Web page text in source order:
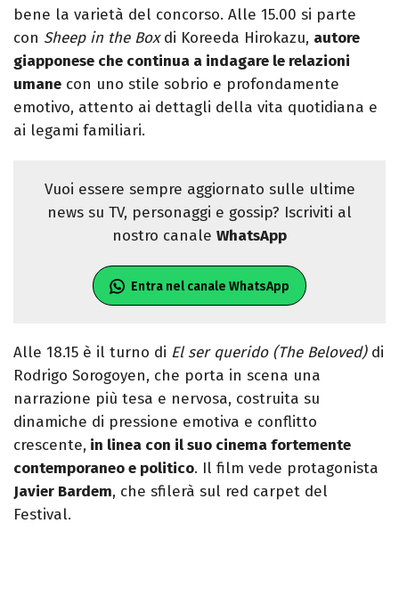
bene la varietà del concorso. Alle 15.00 si parte
con Sheep in the Boxdi Koreeda Hirokazu, autore
giapponese che continua a indagare le relazioni
umane con uno stile sobrio e profondamente
emotivo, attento ai dettagli della vita quotidiana e
ai legami familiari.
Vuoi essere sempre aggiornato sulle ultime
news su TV, personaggi e gossip? Iscriviti al
nostro canale WhatsApp
Entra nel canale WhatsApp
Alle 18.15 è il turno di El ser querido (The Beloved)di
Rodrigo Sorogoyen, che porta in scena una
narrazione più tesa e nervosa, costruita su
dinamiche di pressione emotiva e conflitto
crescente, in linea con il suo cinema fortemente
contemporaneo e politico. Il film vede protagonista
Javier Bardem, che sfilerà sul red carpet del
Festival.